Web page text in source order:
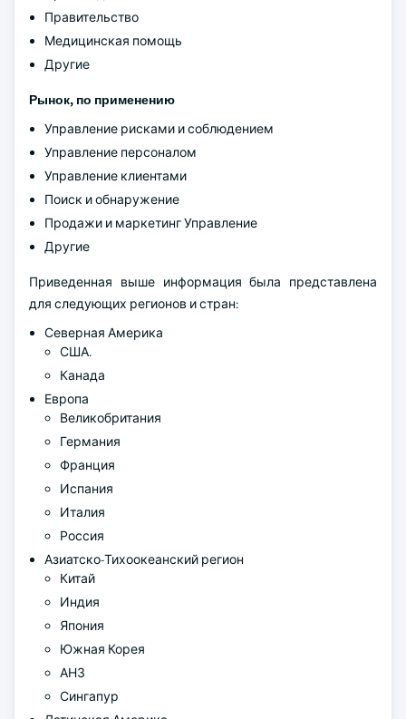
Правительство
Медицинская помощь
Другие
Рынок, по применению
Управление рисками и соблюдением
Управление персоналом
Управление клиентами
Поиск и обнаружение
Продажи и маркетинг Управление
Другие
Приведенная выше информация была представлена
для следующих регионов и стран:
Северная Америка
США.
Канада
Европа
Великобритания
Германия
Франция
Испания
Италия
Россия
Азиатско-Тихоокеанский регион
Китай
Индия
Япония
Южная Корея
АНЗ
Сингапур